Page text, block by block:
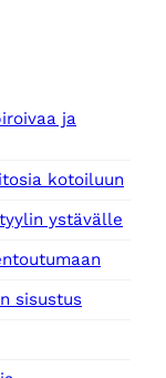
ja
kotoiluun
ystävälle
sisustus